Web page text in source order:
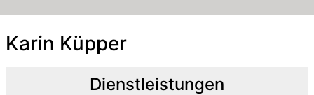
Karin Küpper
Beschreibung
Beschreibung Intern
Dienstleistungen